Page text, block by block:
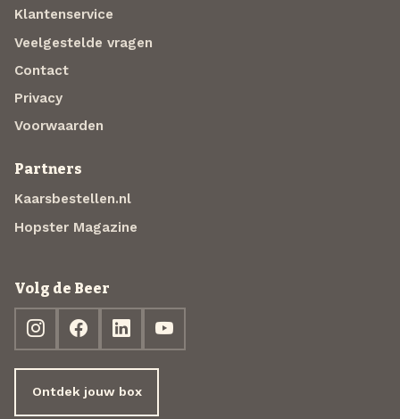
Klantenservice
Veelgestelde vragen
Contact
Privacy
Voorwaarden
Partners
Kaarsbestellen.nl
Hopster Magazine
Volg de Beer
Ontdek jouw box